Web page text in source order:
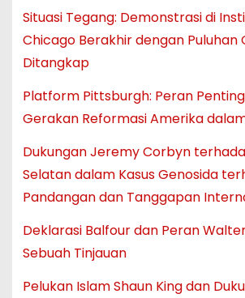
Situasi Tegang: Demonstrasi di
Chicago Berakhir dengan Puluhan
Ditangkap
Platform Pittsburgh: Peran
Gerakan Reformasi Amerika
Dukungan Jeremy Corbyn
Selatan dalam Kasus Genosida
Pandangan dan Tanggapan
Deklarasi Balfour dan Peran
Sebuah Tinjauan
Pelukan Islam Shaun King dan